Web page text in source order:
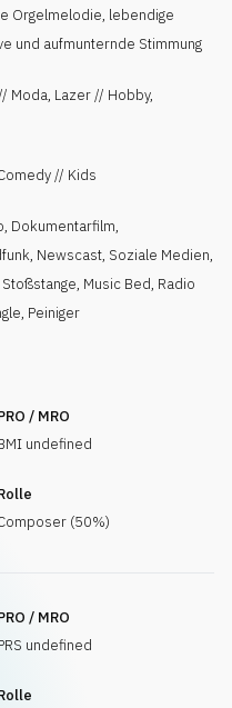
Orgelmelodie, lebendige
und aufmunternde Stimmung
Moda, Lazer // Hobby,
// Kids
, Dokumentarfilm,
, Newscast, Soziale Medien,
Stoßstange, Music Bed, Radio
, Peiniger
/ MRO
undefined
(50%)
/ MRO
undefined